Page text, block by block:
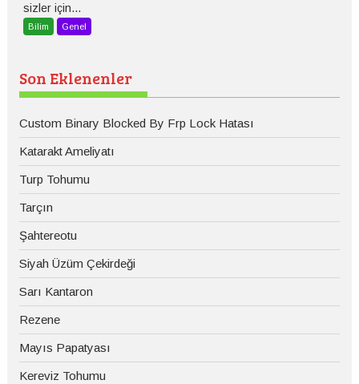
sizler için...
Bilim Genel
Son Eklenenler
Custom Binary Blocked By Frp Lock Hatası
Katarakt Ameliyatı
Turp Tohumu
Tarçın
Şahtereotu
Siyah Üzüm Çekirdeği
Sarı Kantaron
Rezene
Mayıs Papatyası
Kereviz Tohumu